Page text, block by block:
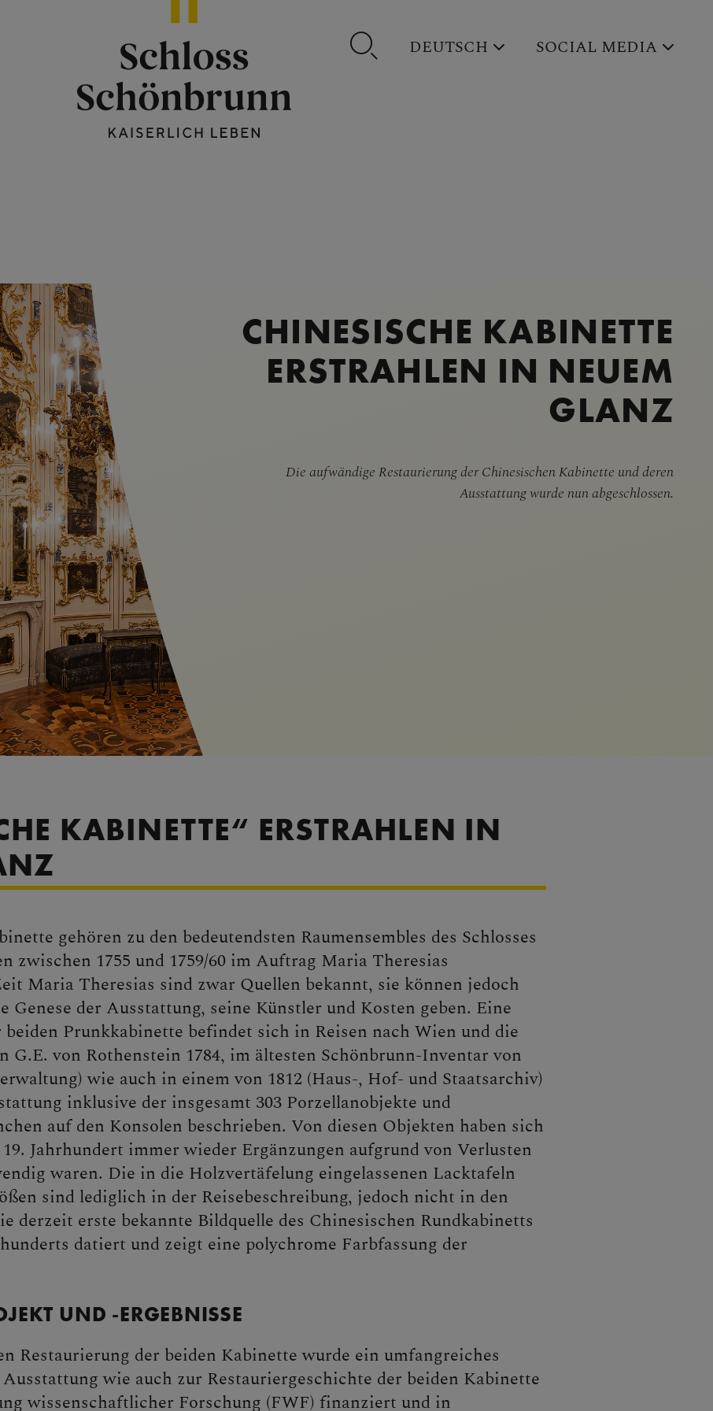
DEUTSCH SOCIAL MEDIA
CHINESISCHE KABINETTE
ERSTRAHLEN IN NEUEM
GLANZ
Die aufwändige Restaurierung der Chinesischen Kabinette und deren
Ausstattung wurde nun abgeschlossen.
KABINETTE“ ERSTRAHLEN IN
gehören zu den bedeutendsten Raumensembles des Schlosses
zwischen 1755 und 1759/60 im Auftrag Maria Theresias
Maria Theresias sind zwar Quellen bekannt, sie können jedoch
Genese der Ausstattung, seine Künstler und Kosten geben. Eine
beiden Prunkkabinette befindet sich in Reisen nach Wien und die
G.E. von Rothenstein 1784, im ältesten Schönbrunn-Inventar von
wie auch in einem von 1812 (Haus-, Hof- und Staatsarchiv)
inklusive der insgesamt 303 Porzellanobjekte und
auf den Konsolen beschrieben. Von diesen Objekten haben sich
Jahrhundert immer wieder Ergänzungen aufgrund von Verlusten
waren. Die in die Holzvertäfelung eingelassenen Lacktafeln
sind lediglich in der Reisebeschreibung, jedoch nicht in den
derzeit erste bekannte Bildquelle des Chinesischen Rundkabinetts
datiert und zeigt eine polychrome Farbfassung der
UND -ERGEBNISSE
Restaurierung der beiden Kabinette wurde ein umfangreiches
wie auch zur Restauriergeschichte der beiden Kabinette
wissenschaftlicher Forschung (FWF) finanziert und in